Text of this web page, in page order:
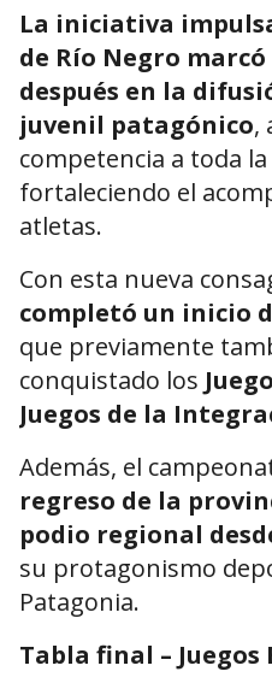
La iniciativa
de Río Negro
después en la
juvenil patagónico,
competencia a toda
fortaleciendo el
atletas.
Con esta nueva
completó un inicio
que previamente
conquistado los
Juegos de la
Además, el
regreso de la
podio regional
su protagonismo
Patagonia.
Tabla final – Juegos